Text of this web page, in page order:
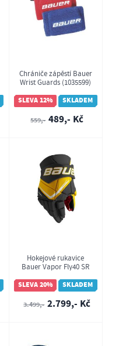
Chrániče zápěstí Bauer
Wrist Guards (1035599)
SLEVA 12%
SKLADEM
559,- 489,- Kč
Hokejové rukavice
Bauer Vapor Fly40 SR
SLEVA 20%
SKLADEM
3.499,- 2.799,- Kč